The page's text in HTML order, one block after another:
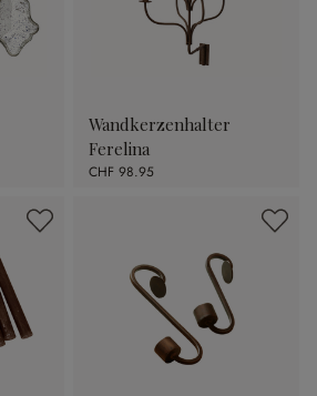
Wandkerzenhalter
Ferelina
CHF 98.95